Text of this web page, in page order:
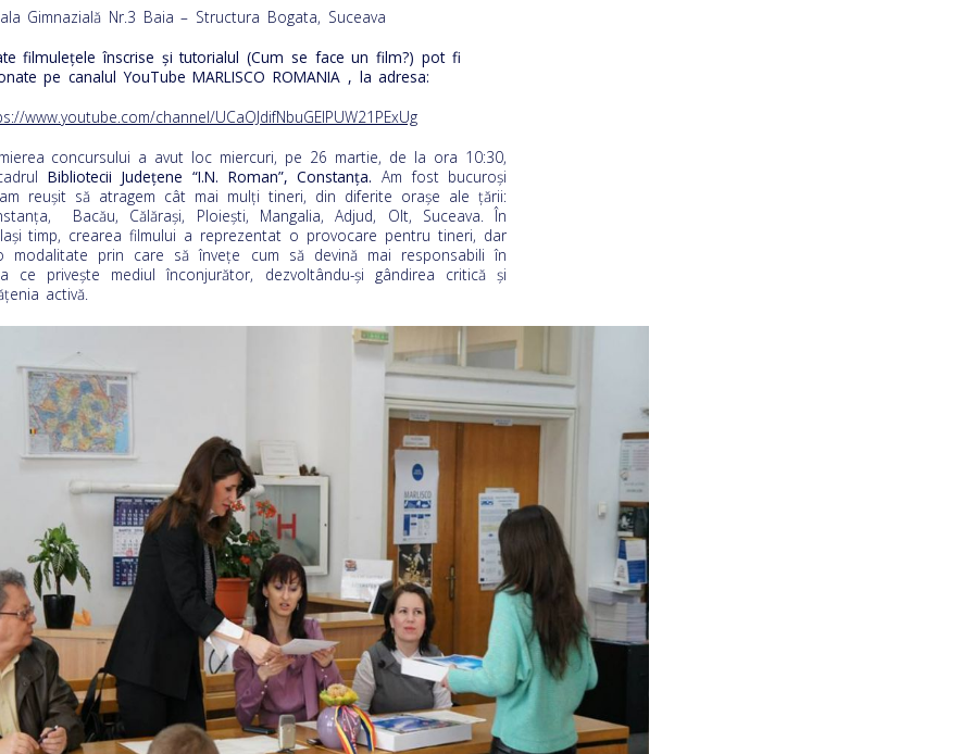
Gimnazială Nr.3 Baia – Structura Bogata, Suceava
filmulețele înscrise și tutorialul (Cum se face un film?) pot fi
pe canalul YouTube MARLISCO ROMANIA , la adresa:
www.youtube.com/channel/UCaOJdifNbuGElPUW21PExUg
concursului a avut loc miercuri, pe 26 martie, de la ora 10:30,
Bibliotecii Județene “I.N. Roman”, Constanța. Am fost bucuroşi
reuşit să atragem cât mai mulţi tineri, din diferite orașe ale ţării:
Bacău, Călărași, Ploiești, Mangalia, Adjud, Olt, Suceava. În
timp, crearea filmului a reprezentat o provocare pentru tineri, dar
modalitate prin care să învețe cum să devină mai responsabili în
ce privește mediul înconjurător, dezvoltându-și gândirea critică şi
activă.